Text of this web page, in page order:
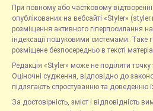
При повному або частковому
опублікованих на вебсайті «Styler»
розміщення активного гіперпосилання
індексації пошуковими системами. Таке
розміщене безпосередньо в тексті
Редакція «Styler» може не поділяти точку
Оціночні судження, відповідно до
підлягають спростуванню та доведенню
За достовірність, зміст і відповідність